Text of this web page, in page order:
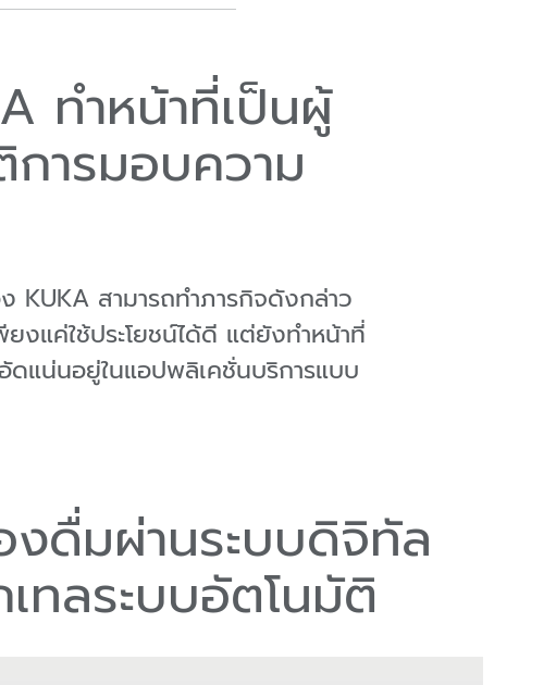
ทำหน้าที่เป็นผู้
ารมอบความ
KUKA สามารถทำภารกิจดังกล่าว
งแค่ใช้ประโยชน์ได้ดี แต่ยังทำหน้าที่
อัดแน่นอยู่ในแอปพลิเคชั่นบริการแบบ
งดื่มผ่านระบบดิจิทัล
ทลระบบอัตโนมัติ